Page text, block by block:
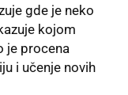
gde je neko
kojom
je procena
i učenje novih